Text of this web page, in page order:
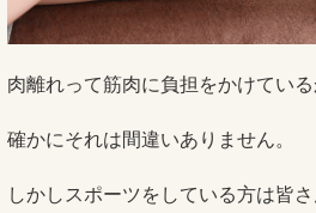
肉離れって筋肉に負担をかけている
確かにそれは間違いありません。
しかしスポーツをしている方は皆